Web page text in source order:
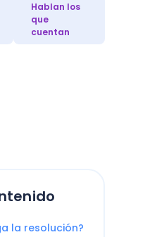
Hablan los
que
cuentan
la resolución?